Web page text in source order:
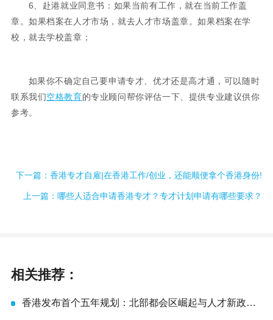
6、赴港就业同意书：如果当前有工作，就在当前工作盖
章。如果档案在人才市场，就去人才市场盖章。如果档案在学
校，就去学校盖章；
如果你不确定自己要申请专才、优才还是高才通，可以随时
联系我们空格教育的专业顾问帮你评估一下、提供专业建议供你
参考。
下一篇：香港专才自雇|在香港工作/创业，还能顺便拿个香港身份!
上一篇：哪些人适合申请香港专才？专才计划申请有哪些要求？
相关推荐：
香港发布首个五年规划：北部都会区崛起与人才新政解